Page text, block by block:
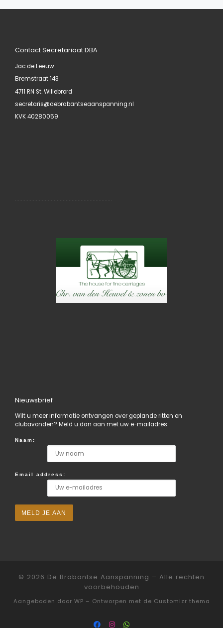
Contact Secretariaat DBA
Jac de Leeuw
Bremstraat 143
4711 RN St. Willebrord
secretaris@debrabantseaanspanning.nl
KVK 40280059
………………………………………………………..
Nieuwsbrief
Wilt u meer informatie ontvangen over geplande ritten en
clubavonden? Meld u dan aan met uw e-mailadres
Naam:
Email address:
© 2026 De Brabantse Aanspanning – Alle rechten
voorbehouden
Aangeboden door WP – Ontworpen met de Customizr thema